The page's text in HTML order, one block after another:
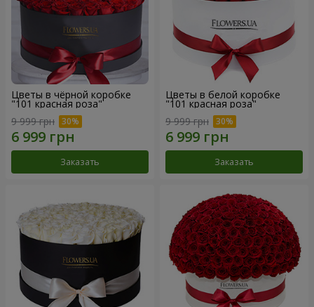
Цветы в чёрной коробке
"101 красная роза"
9 999 грн
Заказать
Цветы в белой коробке
"101 красная роза"
9 999 грн
Заказать